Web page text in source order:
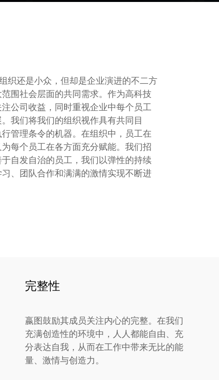
织还是小众，但却是企业演进的不二方
围社会层面的共同需求。作为高科技
公司收益，同时重视企业中每个员工
我们将我们的组织视作具有共同目
管理条令的机器。在组织中，员工在
每个员工在各方面充分赋能。我们招
自发自治的员工，我们以弹性的持续
、团队合作和满满的激情实现不断进
完整性
嬴图鼓励其成员关注内心的完整。在我们
充满创造性的环境中，人人都能自由、充
分表达自我，从而在工作中带来无比的能
量、激情与创造力。